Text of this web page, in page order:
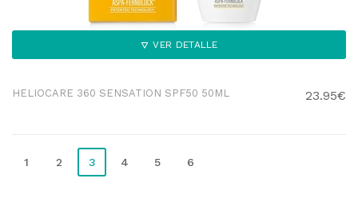
VER DETALLE
HELIOCARE 360 SENSATION SPF50 50ML 23.95€
1 2 3 4 5 6